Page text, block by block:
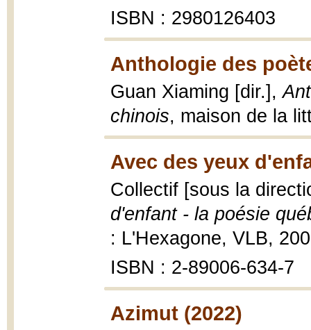
ISBN : 2980126403
Anthologie des
Guan Xiaming [dir.],
chinois, maison de la
Avec des yeux
Collectif [sous la
d'enfant - la poésie
: L'Hexagone, VLB,
ISBN : 2-89006-634-7
Azimut (2022)